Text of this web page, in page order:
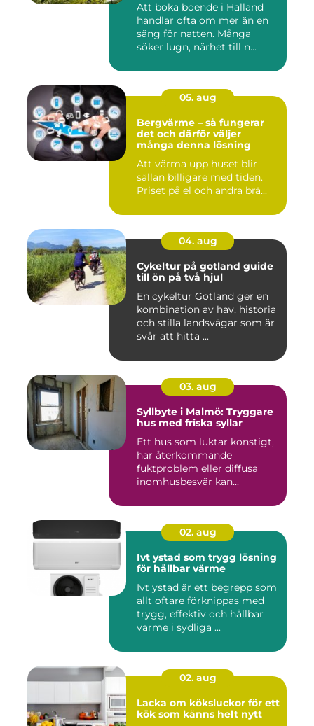
Att boka boende i Halland
handlar ofta om mer än en
säng för natten. Många
söker lugn, närhet till n...
05. aug
Bergvärme – så fungerar
det och därför väljer
många denna lösning
Att värma upp huset blir
sällan billigare med tiden.
Priset på el och andra brä...
04. aug
Cykeltur på gotland guide
till ön på två hjul
En cykeltur Gotland ger en
kombination av hav, historia
och stilla landsvägar som är
svår att hitta ...
03. aug
Syllbyte i Malmö: Tryggare
hus med friska syllar
Ett hus som luktar konstigt,
har återkommande
fuktproblem eller diffusa
inomhusbesvär kan...
02. aug
Ivt ystad som trygg lösning
för hållbar värme
Ivt ystad är ett begrepp som
allt oftare förknippas med
trygg, effektiv och hållbar
värme i sydliga ...
02. aug
Lacka om köksluckor för ett
kök som känns helt nytt